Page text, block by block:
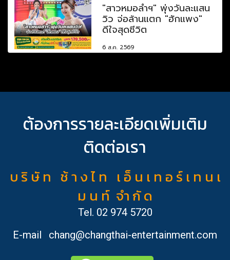
"สาวหมอลำฯ" พุ่งวันละแสน
วิว จ่อล้านแตก "ฮักแพง"
ดีใจสุดชีวิต
6 ส.ค. 2569
ต้องการรายละเอียดเพิ่มเติม
ติดต่อเรา
บ ริ ษั ท ช้ า ง ไ ท เ อ็ น เ ท อ ร์ เ ท น เ
ม น ท์ จำ กั ด
Tel. 02 974 5720
E-mail
chang@changthai-entertainment.com